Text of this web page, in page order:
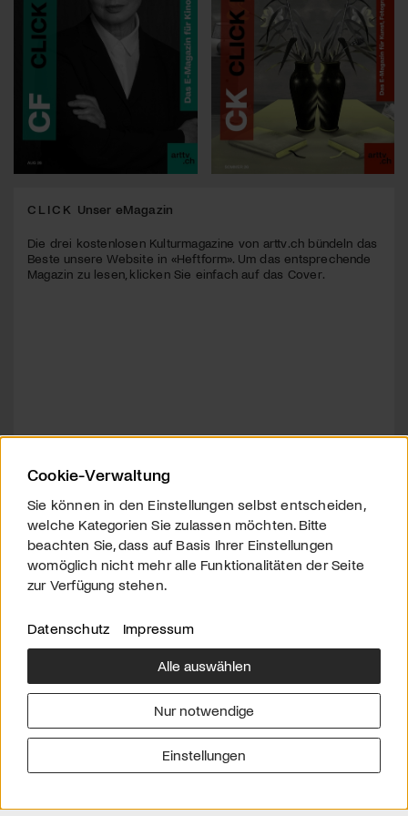
CLICK Unser eMagazin
Die drei kostenlosen Kulturmagazine von arttv.ch bündeln das
Beste unsere Website in «Heftform». Um das entsprechende
Magazin zu lesen, klicken Sie einfach auf das Cover.
Über uns
Downloads
Werben
Impressum
Cookie-Verwaltung
Sie können in den Einstellungen selbst entscheiden,
welche Kategorien Sie zulassen möchten. Bitte
beachten Sie, dass auf Basis Ihrer Einstellungen
womöglich nicht mehr alle Funktionalitäten der Seite
zur Verfügung stehen.
Datenschutz Impressum
Alle auswählen
Nur notwendige
Einstellungen